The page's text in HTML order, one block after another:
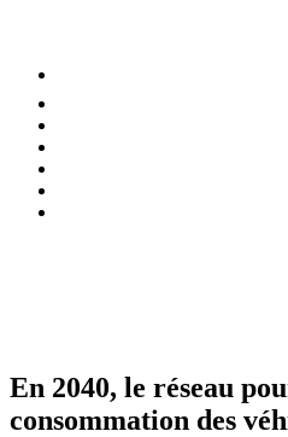
En 2040, le réseau
consommation des